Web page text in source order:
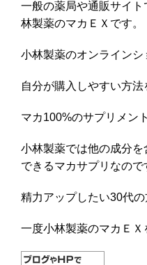
一般の薬局や通販サイ
林製薬のマカＥＸです。
小林製薬のオンラインシ
自分が購入しやすい方法
マカ100%のサプリメン
小林製薬では他の成分
できるマカサプリなので
精力アップしたい30代の
一度小林製薬のマカＥＸ